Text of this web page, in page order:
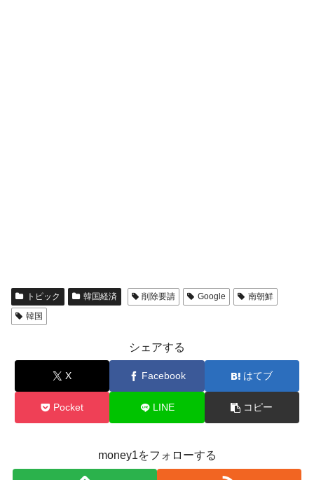
トピック 韓国経済 削除要請 Google
南朝鮮
韓国
シェアする
X Facebook はてブ
Pocket LINE コピー
money1をフォローする